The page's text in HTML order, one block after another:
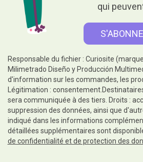
qui
Responsable du fichier : Curiosite
Milimetrado Diseño y Producción
d'information sur les commandes, les
Légitimation :
sera communiquée à des tiers. Droits :
suppression des données, ainsi que
indiqué dans les informations
détaillées supplémentaires sont
de confidentialité et de protection des